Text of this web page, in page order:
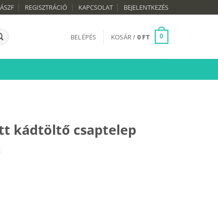
ÁSZF REGISZTRÁCIÓ KAPCSOLAT BEJELENTKEZÉS
BELÉPÉS KOSÁR / 0 FT 0
kádtöltő csaptelep
Current